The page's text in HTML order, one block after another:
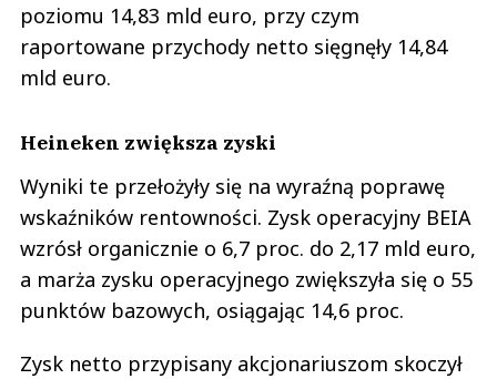
poziomu 14,83 mld euro, przy czym
raportowane przychody netto sięgnęły 14,84
mld euro.
Heineken zwiększa zyski
Wyniki te przełożyły się na wyraźną poprawę
wskaźników rentowności. Zysk operacyjny BEIA
wzrósł organicznie o 6,7 proc. do 2,17 mld euro,
a marża zysku operacyjnego zwiększyła się o 55
punktów bazowych, osiągając 14,6 proc.
Zysk netto przypisany akcjonariuszom skoczył